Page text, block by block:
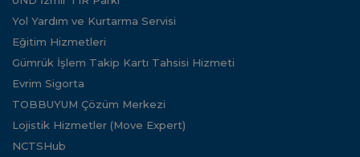
Yol Yardım ve Kurtarma Servisi
Eğitim Hizmetleri
Gümrük İşlem Takip Kartı Tahsisi Hizmeti
Evrim Sigorta
TOBBUYUM Çözüm Merkezi
Lojistik Hizmetler (Move Expert)
NCTSHub